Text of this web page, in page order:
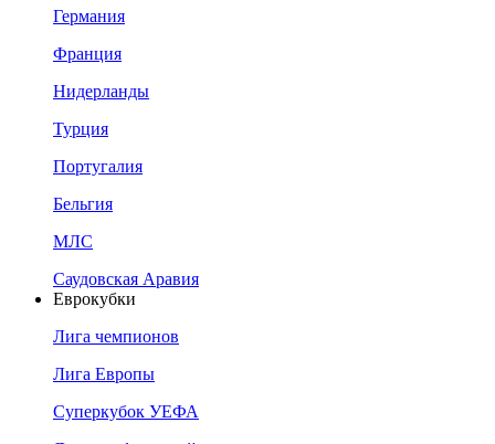
Германия
Франция
Нидерланды
Турция
Португалия
Бельгия
МЛС
Саудовская Аравия
Еврокубки
Лига чемпионов
Лига Европы
Суперкубок УЕФА